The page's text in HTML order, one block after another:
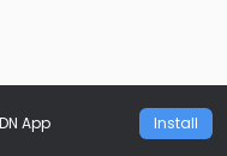
App Install